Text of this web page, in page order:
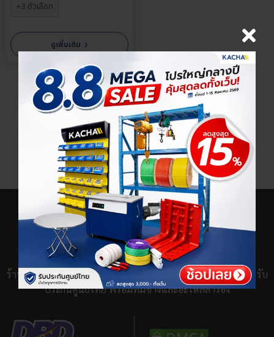
+3 ตัวเลือก
ดูเพิ่มเติม ›
ร้านขายชั้นวางของ เครื่องจักร และอุปกรณ์ช่างกว่า 100 รายการ รับ
ประกันศูนย์ไทย พร้อมทีมช่างและอะไหล่สำรอง
เลือกตัวเลือกสินค้า